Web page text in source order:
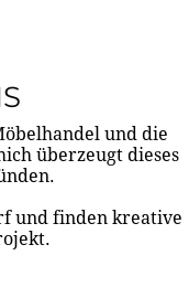
und die
überzeugt dieses
und finden kreative